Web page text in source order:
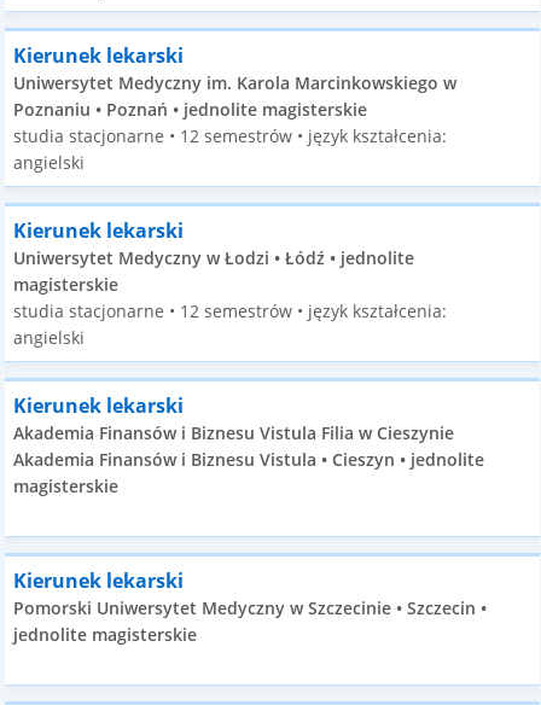
Kierunek lekarski
Uniwersytet Medyczny im. Karola Marcinkowskiego w
Poznaniu • Poznań • jednolite magisterskie
studia stacjonarne • 12 semestrów • język kształcenia:
angielski
Kierunek lekarski
Uniwersytet Medyczny w Łodzi • Łódź • jednolite
magisterskie
studia stacjonarne • 12 semestrów • język kształcenia:
angielski
Kierunek lekarski
Akademia Finansów i Biznesu Vistula Filia w Cieszynie
Akademia Finansów i Biznesu Vistula • Cieszyn • jednolite
magisterskie
Kierunek lekarski
Pomorski Uniwersytet Medyczny w Szczecinie • Szczecin •
jednolite magisterskie